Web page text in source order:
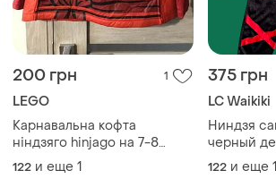
200 грн 1
LEGO
Карнавальна кофта
ніндзяго hinjago на 7-8
років
122 и еще 1
375 грн
LC Waikiki
Ниндзя
черный
8 лет
122 и еще 1